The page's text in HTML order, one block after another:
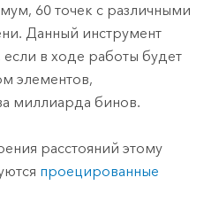
60 точек с различными
Данный инструмент
если в ходе работы будет
элементов,
миллиарда бинов.
расстояний этому
проецированные